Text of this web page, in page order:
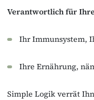
Verantwortlich für
Ihr Immunsystem,
Ihre Ernährung,
Simple Logik verrät